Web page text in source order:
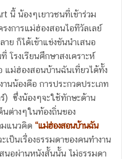
นี้ น้องๆเยาวชนที่เข้าร่วม
งการแม่ฮ่องสอนไอทีวัลเลย์
ย ก็ได้เข้าแข่งขันนำเสนอ
โรงเรียนศึกษาสงเคราะห์
ม่ฮ่องสอนบ้านฉันเที่ยวได้ทั้ง
นน้องคือ การประกวดประเภท
) ซึ่งน้องๆจะใช้ทักษะด้าน
นต่างๆในท้องถิ่นของ
มแนวคิด “แม่ฮ่องสอนบ้านฉัน
ป็นเรื่องธรรมดาของคนทำงาน
นอผ่านหนังสั้นนั้น ไม่ธรรมดา